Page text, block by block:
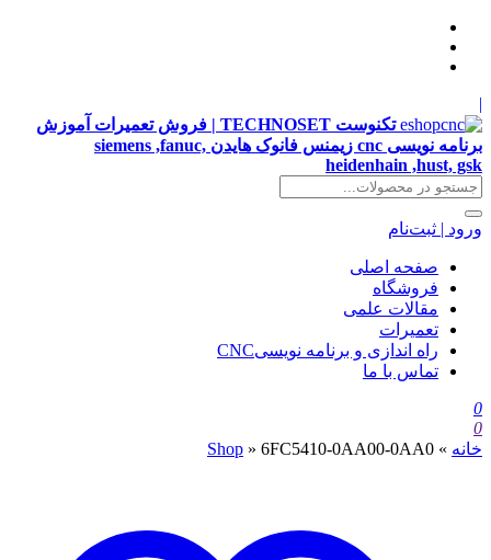
|
تکنوست TECHNOSET | فروش تعمیرات آموزش
برنامه نویسی cnc زیمنس فانوک هایدن siemens ,fanuc,
heidenhain ,hust, gsk
ورود | ثبت‌نام
صفحه اصلی
فروشگاه
مقالات علمی
تعمیرات
راه اندازی و برنامه نویسیCNC
تماس با ما
0
0
خانه »
Shop » 6FC5410-0AA00-0AA0